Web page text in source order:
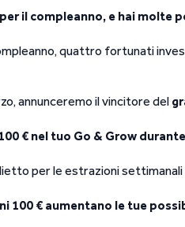
il compleanno, e hai molte
quattro fortunati
annunceremo il vincitore del
€ nel tuo Go & Grow
per le estrazioni
100 € aumentano le tue